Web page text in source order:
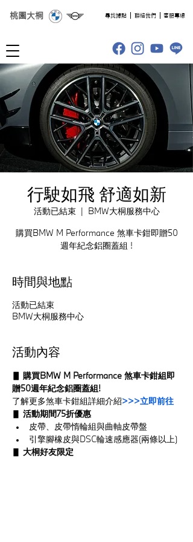
桃園大桐 ​尋找據點 聯絡我們 客服專線
行駛如飛 舒適如新
活動已結束 BMW大桐服務中心
購買BMW M Performance 煞車卡鉗即贈50
週年紀念鋁圈蓋組 !
時間與地點
活動已結束
BMW大桐服務中心
活動內容
▋ 購買BMW M Performance 煞車卡鉗組即
贈50週年紀念鋁圈蓋組!
了解更多煞車卡鉗組詳細介紹>>>立即前往
活動期間75折優惠
皮帶、皮帶惰輪組與曲軸皮帶盤
引擎腳橡皮與DSC輪速感應器(兩條以上)
大桐好友限定